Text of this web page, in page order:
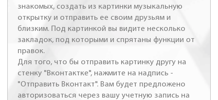
знакомых, создать из картинки музыкальную
открытку и отправить ее своим друзьям и
близким. Под картинкой вы видите несколько
закладок, под которыми и спрятаны функции от
правок.
Для того, что бы отправить картинку другу на
стенку "Вконтактке", нажмите на надпись -
"Отправить Вконтакт". Вам будет предложено
авторизоваться через вашу учетную запись на